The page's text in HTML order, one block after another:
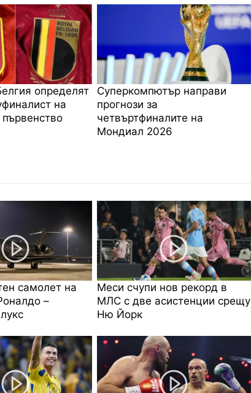
определят
на
Суперкомпютър направи
прогнози за
четвъртфиналите на
Мондиал 2026
самолет на
–
Меси счупи нов рекорд в
МЛС с две асистенции срещу
Ню Йорк